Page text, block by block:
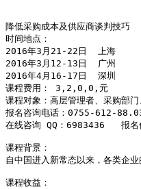
降低采购成本及供应商谈判技巧
时间地点：
2016年3月21-22日
2016年3月12-13日  广州
2016年4月16-17日  深圳
课程费用： 3,2,0,0,元
课程对象：高层管理者、采购部
报名咨询电话：0755-612-
在线咨询 QQ：6983436   报名
课程背景：
自中国进入新常态以来，各类企
课程收益：